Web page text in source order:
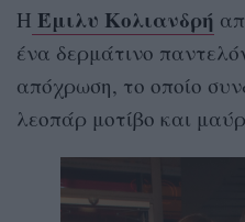
Η Έμιλυ Κολιανδρή
ένα δερμάτινο
απόχρωση, το οποίο
λεοπάρ μοτίβο και